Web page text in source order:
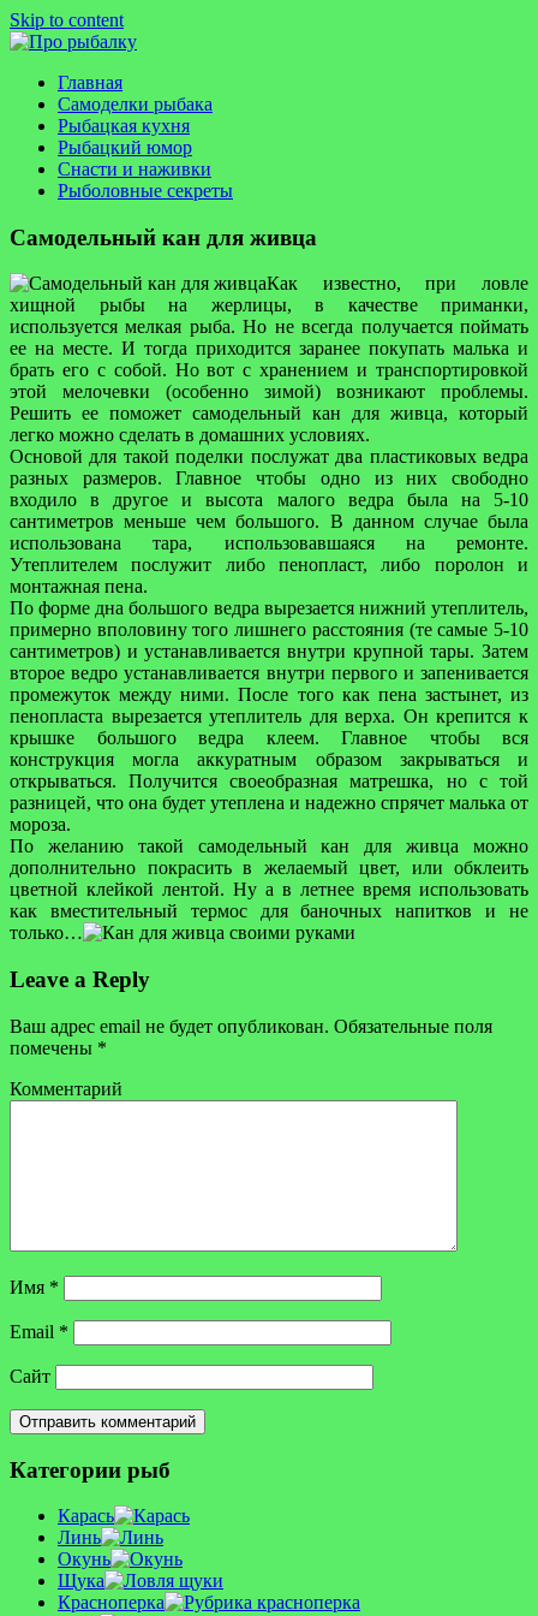
Skip to content
Про рыбалку
Сайт об особенностях рыбной ловли и искусству успешной
рыбалки
Главная
Самоделки рыбака
Рыбацкая кухня
Рыбацкий юмор
Снасти и наживки
Рыболовные секреты
Самодельный кан для живца
Как известно, при ловле
хищной рыбы на жерлицы, в качестве приманки,
используется мелкая рыба. Но не всегда получается поймать
ее на месте. И тогда приходится заранее покупать малька и
брать его с собой. Но вот с хранением и транспортировкой
этой мелочевки (особенно зимой) возникают проблемы.
Решить ее поможет самодельный кан для живца, который
легко можно сделать в домашних условиях.
Основой для такой поделки послужат два пластиковых ведра
разных размеров. Главное чтобы одно из них свободно
входило в другое и высота малого ведра была на 5-10
сантиметров меньше чем большого. В данном случае была
использована тара, использовавшаяся на ремонте.
Утеплителем послужит либо пенопласт, либо поролон и
монтажная пена.
По форме дна большого ведра вырезается нижний утеплитель,
примерно вполовину того лишнего расстояния (те самые 5-10
сантиметров) и устанавливается внутри крупной тары. Затем
второе ведро устанавливается внутри первого и запенивается
промежуток между ними. После того как пена застынет, из
пенопласта вырезается утеплитель для верха. Он крепится к
крышке большого ведра клеем. Главное чтобы вся
конструкция могла аккуратным образом закрываться и
открываться. Получится своеобразная матрешка, но с той
разницей, что она будет утеплена и надежно спрячет малька от
мороза.
По желанию такой самодельный кан для живца можно
дополнительно покрасить в желаемый цвет, или обклеить
цветной клейкой лентой. Ну а в летнее время использовать
как вместительный термос для баночных напитков и не
только…
Leave a Reply
Ваш адрес email не будет опубликован. Обязательные поля
помечены *
Комментарий
Имя *
Email *
Сайт
Категории рыб
Карась
Линь
Окунь
Щука
Красноперка